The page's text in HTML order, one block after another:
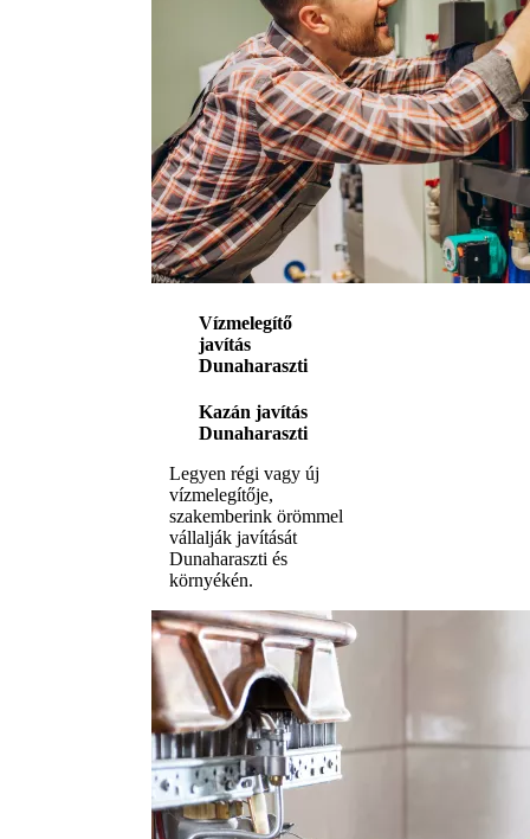
Vízmelegítő
javítás
Dunaharaszti
Kazán javítás
Dunaharaszti
Legyen régi vagy új
vízmelegítője,
szakemberink örömmel
vállalják javítását
Dunaharaszti és
környékén.